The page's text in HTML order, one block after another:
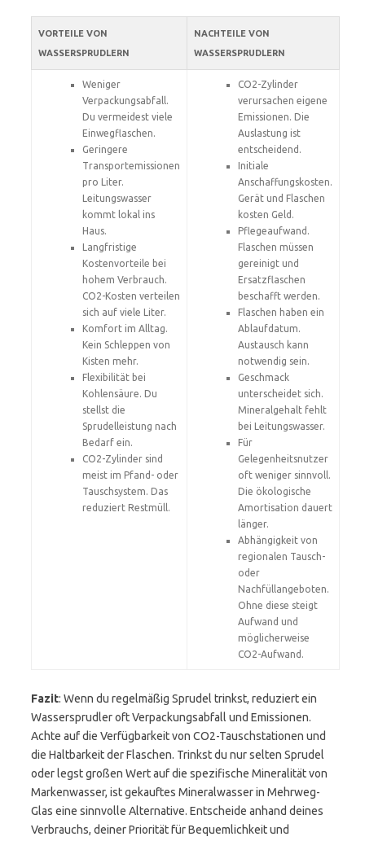
VORTEILE VON
WASSERSPRUDLERN
NACHTEILE VON
WASSERSPRUDLERN
Weniger
Verpackungsabfall.
Du vermeidest viele
Einwegflaschen.
Geringere
Transportemissionen
pro Liter.
Leitungswasser
kommt lokal ins
Haus.
Langfristige
Kostenvorteile bei
hohem Verbrauch.
CO2-Kosten verteilen
sich auf viele Liter.
Komfort im Alltag.
Kein Schleppen von
Kisten mehr.
Flexibilität bei
Kohlensäure. Du
stellst die
Sprudelleistung nach
Bedarf ein.
CO2-Zylinder sind
meist im Pfand- oder
Tauschsystem. Das
reduziert Restmüll.
CO2-Zylinder
verursachen eigene
Emissionen. Die
Auslastung ist
entscheidend.
Initiale
Anschaffungskosten.
Gerät und Flaschen
kosten Geld.
Pflegeaufwand.
Flaschen müssen
gereinigt und
Ersatzflaschen
beschafft werden.
Flaschen haben ein
Ablaufdatum.
Austausch kann
notwendig sein.
Geschmack
unterscheidet sich.
Mineralgehalt fehlt
bei Leitungswasser.
Für
Gelegenheitsnutzer
oft weniger sinnvoll.
Die ökologische
Amortisation dauert
länger.
Abhängigkeit von
regionalen Tausch-
oder
Nachfüllangeboten.
Ohne diese steigt
Aufwand und
möglicherweise
CO2-Aufwand.
Fazit: Wenn du regelmäßig Sprudel trinkst, reduziert ein
Wassersprudler oft Verpackungsabfall und Emissionen.
Achte auf die Verfügbarkeit von CO2-Tauschstationen und
die Haltbarkeit der Flaschen. Trinkst du nur selten Sprudel
oder legst großen Wert auf die spezifische Mineralität von
Markenwasser, ist gekauftes Mineralwasser in Mehrweg-
Glas eine sinnvolle Alternative. Entscheide anhand deines
Verbrauchs, deiner Priorität für Bequemlichkeit und